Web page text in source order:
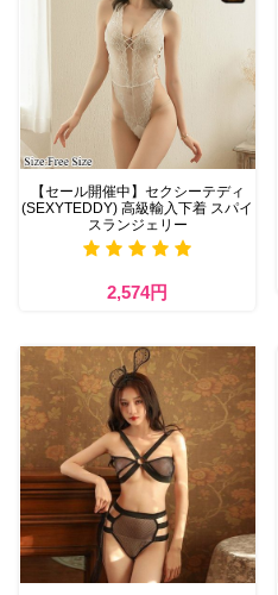
【セール開催中】セクシーテディ
(SEXYTEDDY) 高級輸入下着 スパイ
スランジェリー
2,574円